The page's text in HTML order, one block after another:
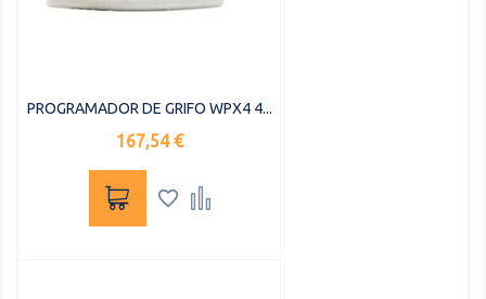
PROGRAMADOR DE GRIFO WPX4 4...
Precio
167,54 €
 